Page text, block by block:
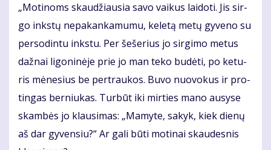
„Mo­ti­noms skau­džiau­sia sa­vo vai­kus lai­do­ti. Jis sir­
go inks­tų ne­pa­kan­ka­mu­mu, ke­le­tą me­tų gy­ve­no su
per­so­din­tu inks­tu. Per še­še­rius jo sir­gi­mo me­tus
daž­nai li­go­ni­nė­je prie jo man te­ko bu­dė­ti, po ke­tu­
ris mė­ne­sius be per­trau­kos. Bu­vo nuo­vo­kus ir pro­
tin­gas ber­niu­kas. Tur­būt iki mir­ties ma­no au­sy­se
skam­bės jo klau­si­mas: „Ma­my­te, sa­kyk, kiek die­nų
aš dar gy­ven­siu?“ Ar ga­li bū­ti mo­ti­nai skau­des­nis